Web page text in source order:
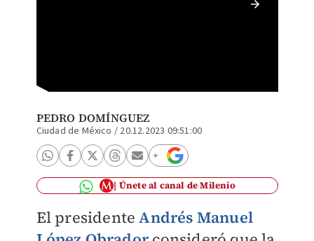
PEDRO DOMÍNGUEZ
Ciudad de México / 20.12.2023 09:51:00
Únete al canal de Milenio
El presidenteAndrés Manuel